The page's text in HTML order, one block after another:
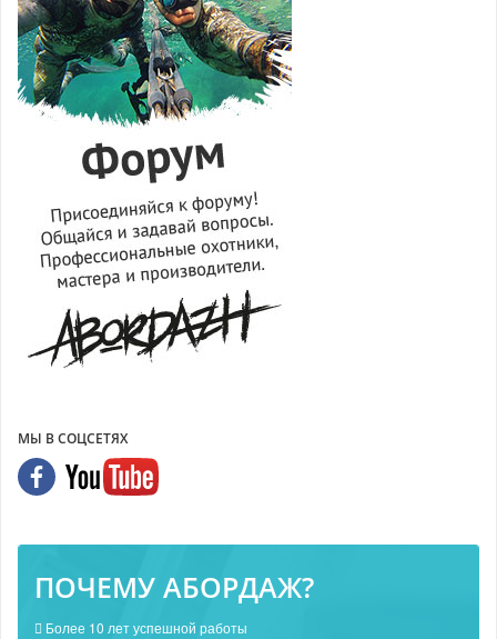
МЫ В СОЦСЕТЯХ
ПОЧЕМУ АБОРДАЖ?
Более 10 лет успешной работы